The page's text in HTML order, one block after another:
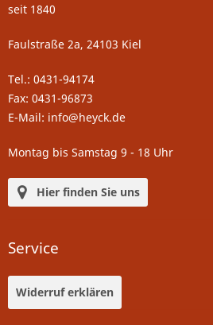
seit 1840
Faulstraße 2a, 24103 Kiel
Tel.: 0431-94174
Fax: 0431-96873
E-Mail: info@heyck.de
Montag bis Samstag 9 - 18 Uhr
Hier finden Sie uns
Service
Widerruf erklären